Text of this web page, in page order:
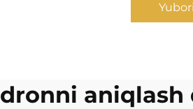
dronni